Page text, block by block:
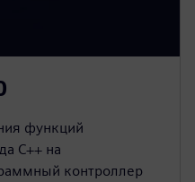
функций
C++ на
контроллер